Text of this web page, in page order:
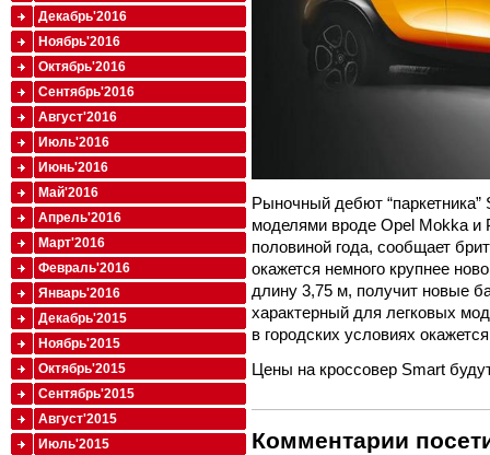
Рыночный дебют “паркетника”
моделями вроде Opel Mokka и
половиной года, сообщает
окажется немного крупнее
длину 3,75 м, получит новые
характерный для легковых
в городских условиях
Цены на кроссовер Smart
Комментарии
Декабрь'2016
Ноябрь'2016
Октябрь'2016
Сентябрь'2016
Август'2016
Июль'2016
Июнь'2016
Май'2016
Апрель'2016
Март'2016
Февраль'2016
Январь'2016
Декабрь'2015
Ноябрь'2015
Октябрь'2015
Сентябрь'2015
Август'2015
Июль'2015